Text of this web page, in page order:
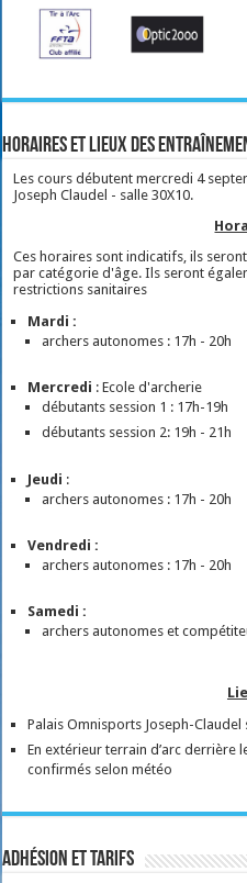
Horaires et lieux des
Les cours débutent mercredi 4
Joseph Claudel - salle 30X10.
Ces horaires sont indicatifs, ils
par catégorie d'âge. Ils seront
restrictions sanitaires
Mardi :
archers autonomes : 17h - 20h
Mercredi : Ecole d'archerie
débutants session 1 : 17h-19h
débutants session 2: 19h - 21h
Jeudi :
archers autonomes : 17h - 20h
Vendredi :
archers autonomes : 17h - 20h
Samedi :
archers autonomes et
Palais Omnisports Joseph-
En extérieur terrain d’arc derrière
confirmés selon météo
Adhésion et tarifs